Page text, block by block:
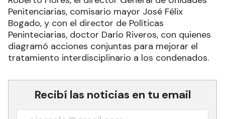
Penitenciarias, comisario mayor José Félix
Bogado, y con el director de Políticas
Peninteciarias, doctor Darío Riveros, con quienes
diagramó acciones conjuntas para mejorar el
tratamiento interdisciplinario a los condenados.
Recibí las noticias en tu email